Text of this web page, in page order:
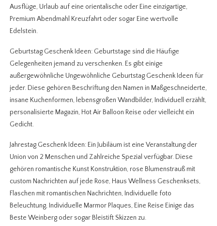
Ausflüge, Urlaub auf eine orientalische oder Eine einzigartige,
Premium Abendmahl Kreuzfahrt oder sogar Eine wertvolle
Edelstein.
Geburtstag Geschenk Ideen: Geburtstage sind die Häufige
Gelegenheiten jemand zu verschenken. Es gibt einige
außergewöhnliche Ungewöhnliche Geburtstag Geschenk Ideen für
jeder. Diese gehören Beschriftung den Namen in Maßgeschneiderte,
insane Kuchenformen, lebensgroßen Wandbilder, Individuell erzählt,
personalisierte Magazin, Hot Air Balloon Reise oder vielleicht ein
Gedicht.
Jahrestag Geschenk Ideen: Ein Jubiläum ist eine Veranstaltung der
Union von 2 Menschen und Zahlreiche Spezial verfügbar. Diese
gehören romantische Kunst Konstruktion, rose Blumenstrauß mit
custom Nachrichten auf jede Rose, Haus Wellness Geschenksets,
Flaschen mit romantischen Nachrichten, Individuelle foto
Beleuchtung, Individuelle Marmor Plaques, Eine Reise Einige das
Beste Weinberg oder sogar Bleistift Skizzen zu.